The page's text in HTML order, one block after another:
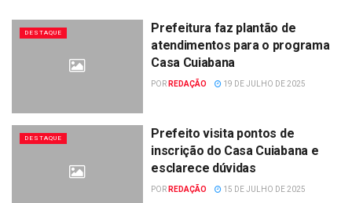
DESTAQUE
Prefeitura faz plantão de
atendimentos para o programa
Casa Cuiabana
POR REDAÇÃO 19 DE JULHO DE 2025
DESTAQUE
Prefeito visita pontos de
inscrição do Casa Cuiabana e
esclarece dúvidas
POR REDAÇÃO 15 DE JULHO DE 2025